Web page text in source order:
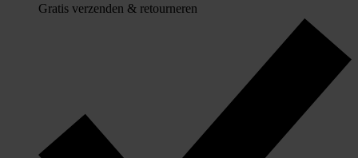
Gratis verzenden & retourneren